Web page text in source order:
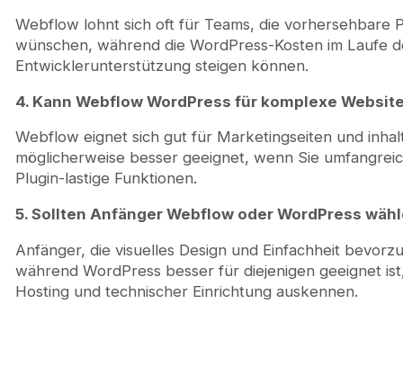
Webflow lohnt sich oft für Teams, die vorhersehbare
wünschen, während die WordPress-Kosten im Laufe
Entwicklerunterstützung steigen können.
4. Kann Webflow WordPress für komplexe
Webflow eignet sich gut für Marketingseiten und
möglicherweise besser geeignet, wenn Sie
Plugin-lastige Funktionen.
5. Sollten Anfänger Webflow oder WordPress
Anfänger, die visuelles Design und Einfachheit
während WordPress besser für diejenigen geeignet
Hosting und technischer Einrichtung auskennen.